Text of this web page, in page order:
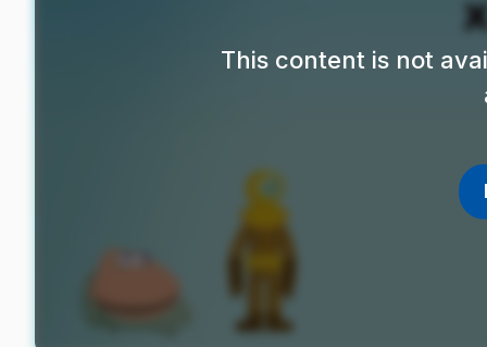
This content is not